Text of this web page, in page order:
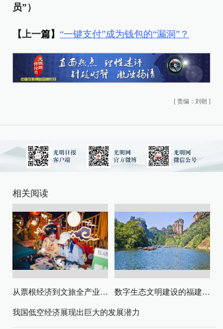
员”）
【上一篇】 “一键支付”成为钱包的“漏洞”？
[ 责编：刘朝 ]
相关阅读
从票根经济到文旅全产业链升级 数字生态文明建设的福建路径与启示
我国低空经济展现出巨大的发展潜力